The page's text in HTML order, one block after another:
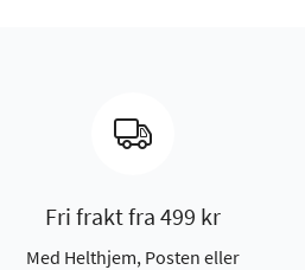
Fri frakt fra 499 kr
Med Helthjem, Posten eller